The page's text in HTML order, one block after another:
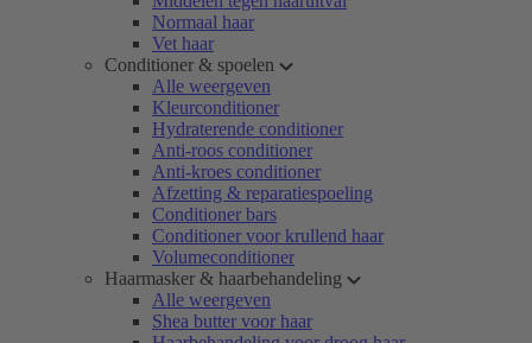
Normaal haar
Vet haar
Conditioner & spoelen
Alle weergeven
Kleurconditioner
Hydraterende conditioner
Anti-roos conditioner
Anti-kroes conditioner
Afzetting & reparatiespoeling
Conditioner bars
Conditioner voor krullend haar
Volumeconditioner
Haarmasker & haarbehandeling
Alle weergeven
Shea butter voor haar